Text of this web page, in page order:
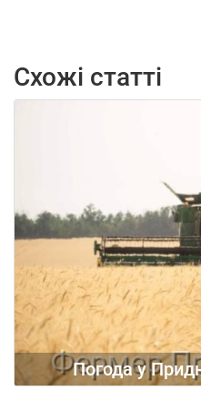
Схожі статті
Погода у